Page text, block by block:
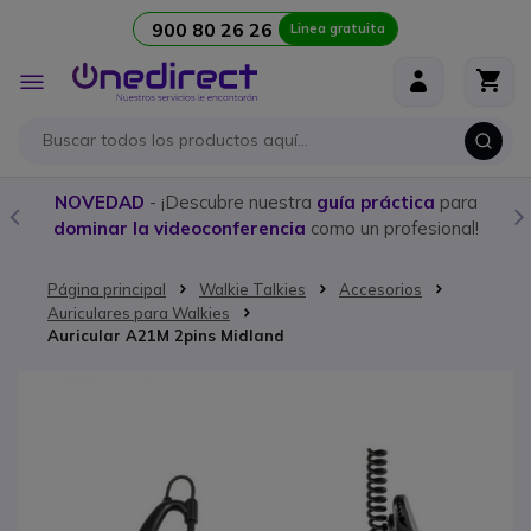
900 80 26 26 Linea gratuita
Toggle
Nav
NOVEDAD - ¡Descubre nuestra guía práctica para
dominar la videoconferencia como un profesional!
Página principal Walkie Talkies
Accesorios
Auriculares para Walkies
Auricular A21M 2pins Midland